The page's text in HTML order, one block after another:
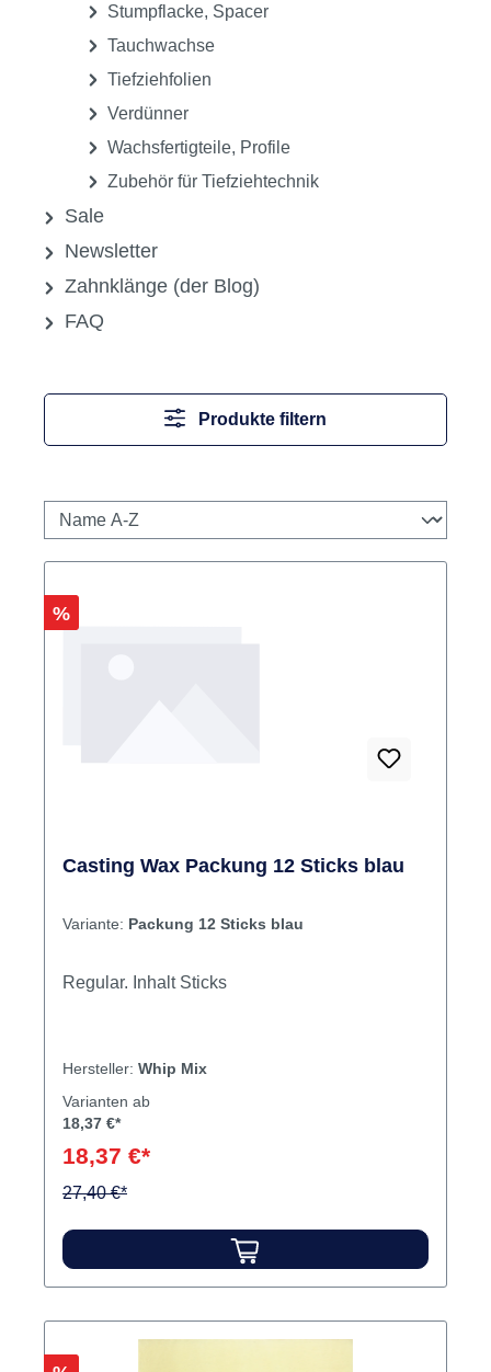
Stumpflacke, Spacer
Tauchwachse
Tiefziehfolien
Verdünner
Wachsfertigteile, Profile
Zubehör für Tiefziehtechnik
Sale
Newsletter
Zahnklänge (der Blog)
FAQ
Produkte filtern
Rabatt
%
Casting Wax Packung 12 Sticks blau
Variante: Packung 12 Sticks blau
Regular. Inhalt Sticks
Hersteller: Whip Mix
Varianten ab
18,37 €*
18,37 €*
27,40 €*